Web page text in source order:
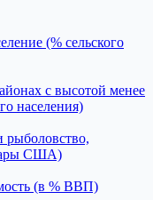
(% сельского
с высотой менее
населения)
рыболовство,
США)
(в % ВВП)